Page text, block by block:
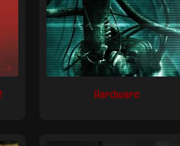
Hardware